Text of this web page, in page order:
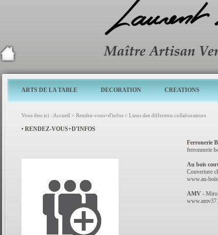
ARTS DE LA TABLE DECORATION CREATIONS
Vous êtes ici : Accueil > Rendez-vous+d'infos> Liens des differents collaborateurs
• RENDEZ-VOUS+D'INFOS
Ferronerie
Au bois
Couverture
www.au-
AMV -